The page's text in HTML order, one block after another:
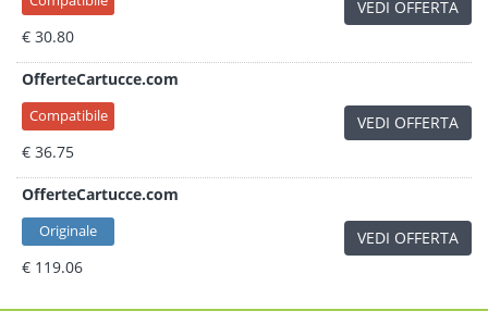
€ 30.80
VEDI OFFERTA
OfferteCartucce.com
Compatibile
€ 36.75
VEDI OFFERTA
OfferteCartucce.com
Originale
€ 119.06
VEDI OFFERTA